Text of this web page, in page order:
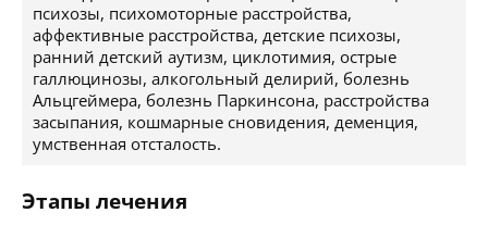
психозы, психомоторные расстройства,
аффективные расстройства, детские психозы,
ранний детский аутизм, циклотимия, острые
галлюцинозы, алкогольный делирий, болезнь
Альцгеймера, болезнь Паркинсона, расстройства
засыпания, кошмарные сновидения, деменция,
умственная отсталость.
Этапы лечения